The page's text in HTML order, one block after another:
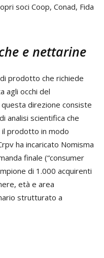
soci Coop, Conad, Fida
e nettarine
prodotto che richiede
agli occhi del
direzione consiste
analisi scientifica che
il prodotto in modo
ha incaricato Nomisma
finale (“consumer
di 1.000 acquirenti
età e area
strutturato a